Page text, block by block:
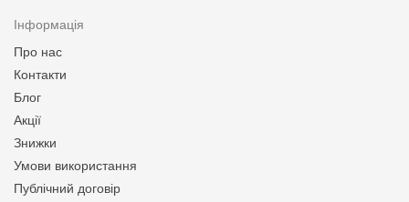
Інформація
Про нас
Контакти
Блог
Акції
Знижки
Умови використання
Публічний договір